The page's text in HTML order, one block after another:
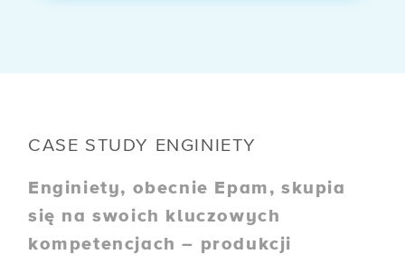
CASE STUDY ENGINIETY
Enginiety, obecnie Epam, skupia
się na swoich kluczowych
kompetencjach – produkcji